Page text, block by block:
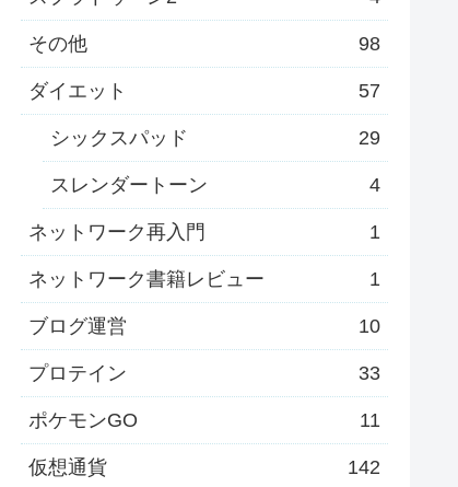
その他 98
ダイエット 57
シックスパッド 29
スレンダートーン 4
ネットワーク再入門 1
ネットワーク書籍レビュー 1
ブログ運営 10
プロテイン 33
ポケモンGO 11
仮想通貨 142